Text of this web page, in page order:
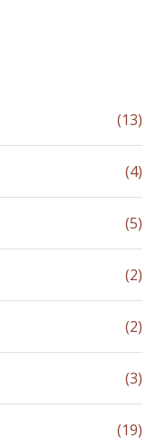
(13)
(4)
(5)
(2)
(2)
(3)
(19)